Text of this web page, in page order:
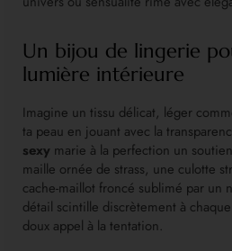
Un bijou de lingerie
lumière intérieure
Imagine un tissu délicat, léger
ta peau en jouant avec la
sexy marie à la perfection un
maille ornée de strass, une culotte
cache-maillot froncé sublimé par un
détail scintille discrètement à
doux appel à la tentation.